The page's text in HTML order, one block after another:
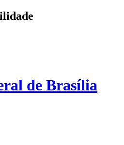
de Brasília